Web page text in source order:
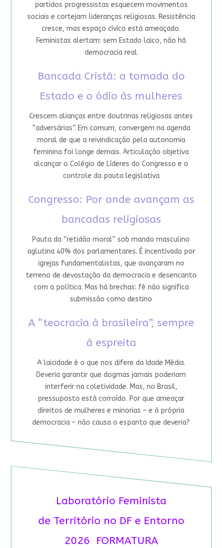
partidos progressistas esquecem movimentos
sociais e cortejam lideranças religiosas. Resistência
cresce, mas espaço cívico está ameaçado.
Feministas alertam: sem Estado laico, não há
democracia real
Bancada Cristã: a tomada do
Estado e o ódio às mulheres
Crescem alianças entre doutrinas religiosas antes
“adversárias”. Em comum, convergem na agenda
moral de que a reivindicação pela autonomia
feminina foi longe demais. Articulação objetiva
alcançar o Colégio de Líderes do Congresso e o
controle da pauta legislativa
Congresso: Por onde avançam as
bancadas religiosas
Pauta da “retidão moral” sob mando masculino
aglutina 40% dos parlamentares. É incentivada por
igrejas fundamentalistas, que avançaram no
terreno de devastação da democracia e desencanto
com a política. Mas há brechas: fé não significa
submissão como destino
A “teocracia à brasileira”, sempre
à espreita
A laicidade é o que nos difere da Idade Média.
Deveria garantir que dogmas jamais poderiam
interferir na coletividade. Mas, no Brasil,
pressuposto está corroído. Por que ameaçar
direitos de mulheres e minorias – e à própria
democracia – não causa o espanto que deveria?
Laboratório Feminista
de Território no DF e Entorno
2026 FORMATURA